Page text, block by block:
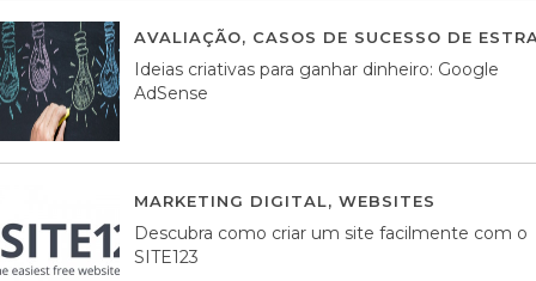
AVALIAÇÃO, CASOS DE SUCESSO DE
Ideias criativas para ganhar dinheiro: Google
AdSense
MARKETING DIGITAL, WEBSITES
Descubra como criar um site facilmente com o
SITE123